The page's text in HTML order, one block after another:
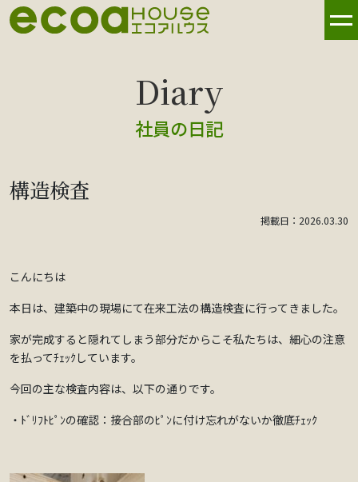
社員の日記
構造検査
掲載日：2026.03.30
こんにちは
本日は、建築中の現場にて在来工法の構造検査に行ってきました。
家が完成すると隠れてしまう部分だからこそ私たちは、細心の注意
を払ってﾁｪｯｸしています。
今回の主な検査内容は、以下の通りです。
・ﾄﾞﾘﾌﾄﾋﾟﾝの確認：接合部のﾋﾟﾝに付け忘れがないか徹底ﾁｪｯｸ